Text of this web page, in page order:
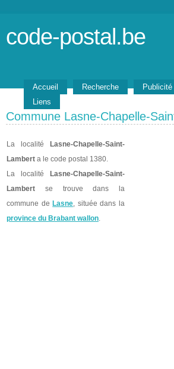
code-postal.be
Accueil Recherche Publicité
Liens
Commune Lasne-Chapelle-
La localité
Lasne-Chapelle-Saint-
Lambert a le code postal 1380.
La localité
Lasne-Chapelle-Saint-
Lambert se trouve dans la
commune de Lasne, située dans la
province du Brabant wallon.